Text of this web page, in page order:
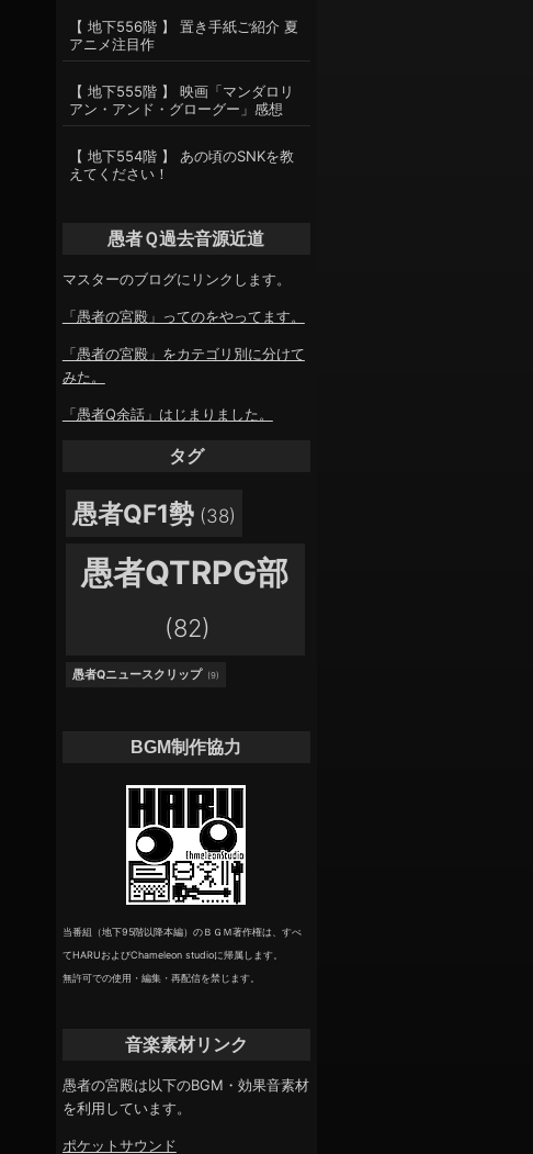
【 地下556階 】 置き手紙ご紹介 夏
アニメ注目作
【 地下555階 】 映画「マンダロリ
アン・アンド・グローグー」感想
【 地下554階 】 あの頃のSNKを教
えてください！
愚者Ｑ過去音源近道
マスターのブログにリンクします。
「愚者の宮殿」ってのをやってます。
「愚者の宮殿」をカテゴリ別に分けて
みた。
「愚者Q余話」はじまりました。
タグ
愚者QF1勢 (38)
愚者QTRPG部
(82)
愚者Qニュースクリップ (9)
BGM制作協力
当番組（地下95階以降本編）のＢＧＭ著作権は、すべ
てHARUおよびChameleon studioに帰属します。
無許可での使用・編集・再配信を禁じます。
音楽素材リンク
愚者の宮殿は以下のBGM・効果音素材
を利用しています。
ポケットサウンド